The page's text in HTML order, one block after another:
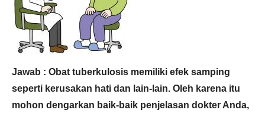
Jawab : Obat tuberkulosis memiliki efek samping
seperti kerusakan hati dan lain-lain. Oleh karena itu
mohon dengarkan baik-baik penjelasan dokter Anda,